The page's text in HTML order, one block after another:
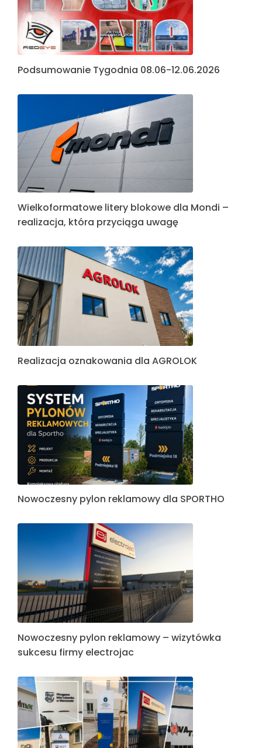
Podsumowanie Tygodnia 08.06-12.06.2026
Wielkoformatowe litery blokowe dla Mondi –
realizacja, która przyciąga uwagę
Realizacja oznakowania dla AGROLOK
Nowoczesny pylon reklamowy dla SPORTHO
Nowoczesny pylon reklamowy – wizytówka
sukcesu firmy electrojac